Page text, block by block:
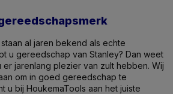
al jaren bekend als echte
u gereedschap van Stanley? Dan weet
jarenlang plezier van zult hebben. Wij
om in goed gereedschap te
u bij HoukemaTools aan het juiste